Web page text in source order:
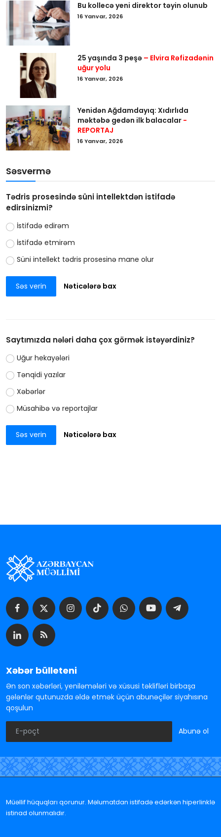
Bu kollecə yeni direktor təyin olunub
16 Yanvar, 2026
25 yaşında 3 peşə – Elvira Rəfizadənin
uğur yolu
16 Yanvar, 2026
Yenidən Ağdamdayıq: Xıdırlıda
məktəbə gedən ilk balacalar -
REPORTAJ
16 Yanvar, 2026
Səsvermə
Tədris prosesində süni intellektdən istifadə
edirsinizmi?
İstifadə edirəm
İstifadə etmirəm
Süni intellekt tədris prosesinə mane olur
Səs verin Nəticələrə bax
Saytımızda nələri daha çox görmək istəyərdiniz?
Uğur hekayələri
Tənqidi yazılar
Xəbərlər
Müsahibə və reportajlar
Səs verin Nəticələrə bax
Xəbər bülleteni
Ən son xəbərləri, yeniləmələri və xüsusi təklifləri birbaşa
gələnlər qutunuzda əldə etmək üçün abunəçilər siyahısına
qoşulun
Abunə ol
Müəllif hüquqları qorunur. Məlumatdan istifadə edərkən hiperlinklə
istinad olunmalıdır.